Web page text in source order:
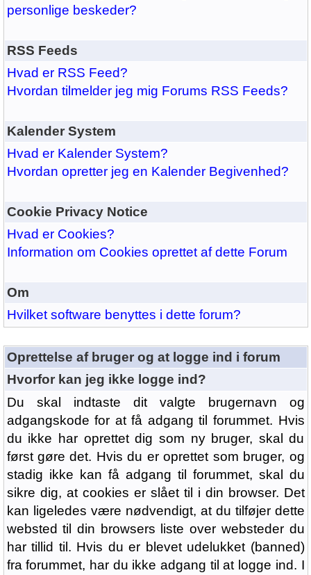
personlige beskeder?
RSS Feeds
Hvad er RSS Feed?
Hvordan tilmelder jeg mig Forums RSS Feeds?
Kalender System
Hvad er Kalender System?
Hvordan opretter jeg en Kalender Begivenhed?
Cookie Privacy Notice
Hvad er Cookies?
Information om Cookies oprettet af dette Forum
Om
Hvilket software benyttes i dette forum?
Oprettelse af bruger og at logge ind i forum
Hvorfor kan jeg ikke logge ind?
Du skal indtaste dit valgte brugernavn og
adgangskode for at få adgang til forummet. Hvis
du ikke har oprettet dig som ny bruger, skal du
først gøre det. Hvis du er oprettet som bruger, og
stadig ikke kan få adgang til forummet, skal du
sikre dig, at cookies er slået til i din browser. Det
kan ligeledes være nødvendigt, at du tilføjer dette
websted til din browsers liste over websteder du
har tillid til. Hvis du er blevet udelukket (banned)
fra forummet, har du ikke adgang til at logge ind. I